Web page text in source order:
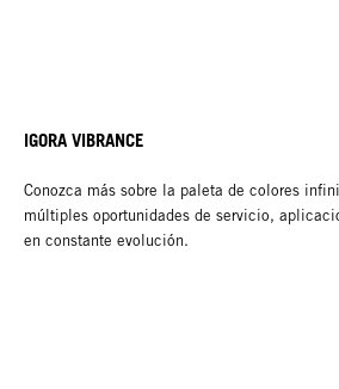
IGORA VIBRANCE
Conozca más sobre la paleta de colores
múltiples oportunidades de servicio,
en constante evolución.